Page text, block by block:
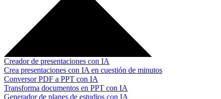
Creador de presentaciones con IA
Crea presentaciones con IA en cuestión de minutos
Conversor PDF a PPT con IA
Transforma documentos en PPT con IA
Generador de planes de estudios con IA